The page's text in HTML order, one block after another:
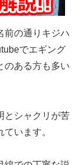
前の通りキジハ
でエギング
のある方も多い
とシャクリが苦
います。